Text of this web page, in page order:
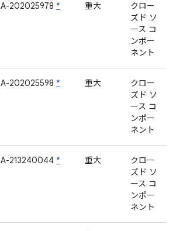
A-202025978 * 重大
クロー
ズド ソ
ース コ
ンポー
ネント
A-202025598 * 重大
クロー
ズド ソ
ース コ
ンポー
ネント
A-213240044 * 重大
クロー
ズド ソ
ース コ
ンポー
ネント